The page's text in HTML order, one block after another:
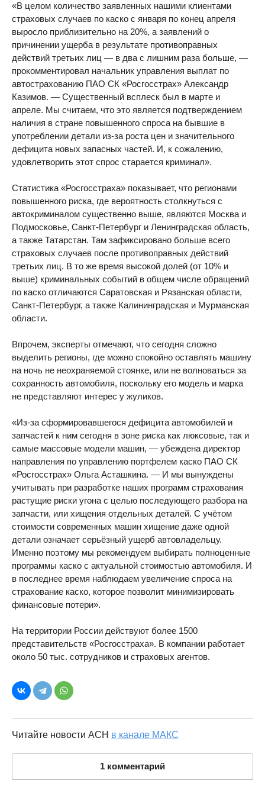
«В целом количество заявленных нашими клиентами
страховых случаев по каско с января по конец апреля
выросло приблизительно на 20%, а заявлений о
причинении ущерба в результате противоправных
действий третьих лиц — в два с лишним раза больше, —
прокомментировал начальник управления выплат по
автострахованию ПАО СК «Росгосстрах» Александр
Казимов. — Существенный всплеск был в марте и
апреле. Мы считаем, что это является подтверждением
наличия в стране повышенного спроса на бывшие в
употреблении детали из-за роста цен и значительного
дефицита новых запасных частей. И, к сожалению,
удовлетворить этот спрос старается криминал».
Статистика «Росгосстраха» показывает, что регионами
повышенного риска, где вероятность столкнуться с
автокриминалом существенно выше, являются Москва и
Подмосковье, Санкт-Петербург и Ленинградская область,
а также Татарстан. Там зафиксировано больше всего
страховых случаев после противоправных действий
третьих лиц. В то же время высокой долей (от 10% и
выше) криминальных событий в общем числе обращений
по каско отличаются Саратовская и Рязанская области,
Санкт-Петербург, а также Калининградская и Мурманская
области.
Впрочем, эксперты отмечают, что сегодня сложно
выделить регионы, где можно спокойно оставлять машину
на ночь не неохраняемой стоянке, или не волноваться за
сохранность автомобиля, поскольку его модель и марка
не представляют интерес у жуликов.
«Из-за сформировавшегося дефицита автомобилей и
запчастей к ним сегодня в зоне риска как люксовые, так и
самые массовые модели машин, — убеждена директор
направления по управлению портфелем каско ПАО СК
«Росгосстрах» Ольга Асташкина. — И мы вынуждены
учитывать при разработке наших программ страхования
растущие риски угона с целью последующего разбора на
запчасти, или хищения отдельных деталей. С учётом
стоимости современных машин хищение даже одной
детали означает серьёзный ущерб автовладельцу.
Именно поэтому мы рекомендуем выбирать полноценные
программы каско с актуальной стоимостью автомобиля. И
в последнее время наблюдаем увеличение спроса на
страхование каско, которое позволит минимизировать
финансовые потери».
На территории России действуют более 1500
представительств «Росгосстраха». В компании работает
около 50 тыс. сотрудников и страховых агентов.
Читайте новости АСН в канале МАКС
1 комментарий